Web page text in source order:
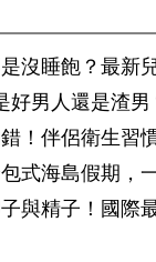
沒睡飽？最新
好男人還是渣男
！伴侶衛生習
式海島假期，
與精子！國際